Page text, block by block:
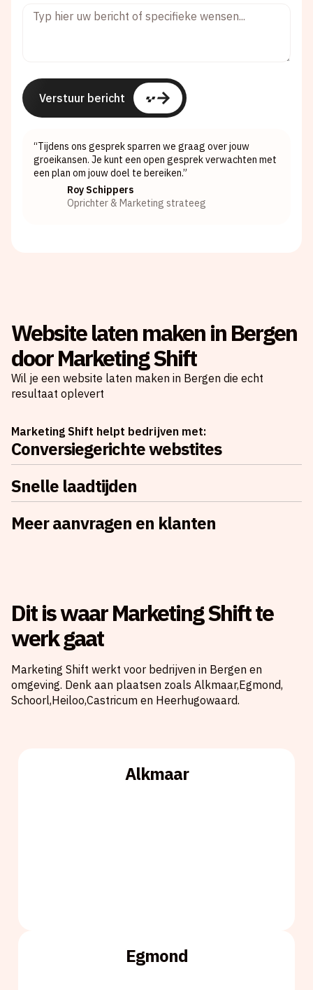
“Tijdens ons gesprek sparren we graag over jouw
groeikansen. Je kunt een open gesprek verwachten met
een plan om jouw doel te bereiken.”
Roy Schippers
Oprichter & Marketing strateeg
Verstuur bericht
Website laten maken in Bergen
door Marketing Shift
Wil je een website laten maken in Bergen die echt
resultaat oplevert
Marketing Shift helpt bedrijven met:
Conversiegerichte webstites
Snelle laadtijden
Meer aanvragen en klanten
Dit is waar Marketing Shift te
werk gaat
Marketing Shift werkt voor bedrijven in Bergen en
omgeving. Denk aan plaatsen zoals Alkmaar,Egmond,
Schoorl,Heiloo,Castricum en Heerhugowaard.
Alkmaar
Egmond